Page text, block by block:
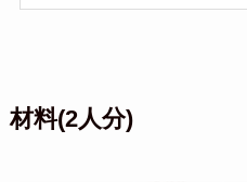
材料(2人分)